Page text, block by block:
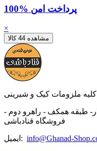
100% پرداخت امن
×
مشاهده 44 کالا
ملزومات کیک و شیرینی
طبقه همکف - راهرو دوم -
فروشگاه قنادباشی
ایمیل: info@Ghanad-